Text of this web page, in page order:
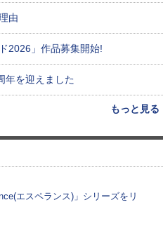
由
2026」作品募集開始!
年を迎えました
もっと見る
エスペランス)」シリーズをリ